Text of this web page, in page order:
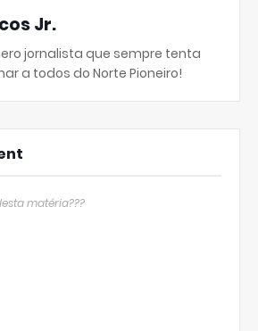
Jr.
jornalista que sempre tenta
a todos do Norte Pioneiro!
matéria???